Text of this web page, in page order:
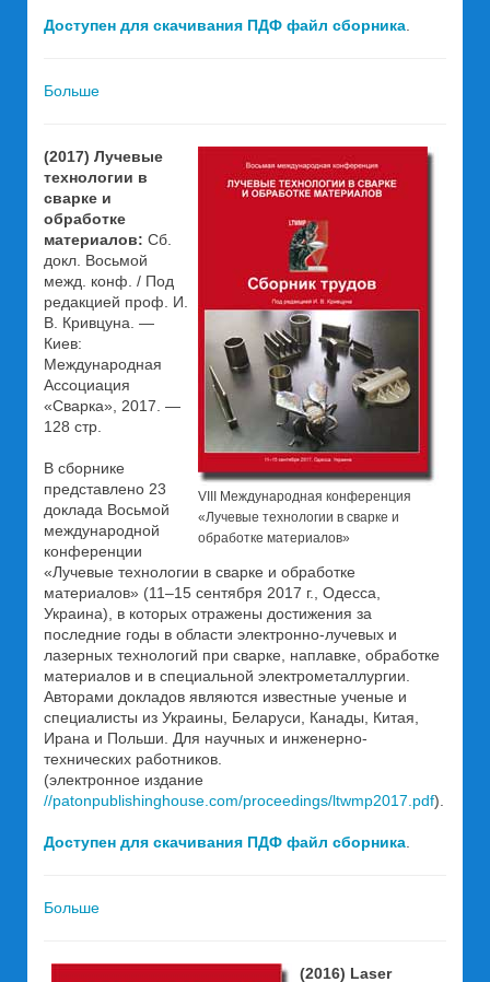
Доступен для скачивания ПДФ файл сборника
Больше
VІІІ Международная конференция
«Лучевые технологии в сварке и
обработке материалов»
(2017) Лучевые
технологии в
сварке и
обработке
материалов: Сб.
докл. Восьмой
межд. конф. / Под
редакцией проф. И.
В. Кривцуна. —
Киев:
Международная
Ассоциация
«Сварка», 2017. —
128 стр.
В сборнике
представлено 23
доклада Восьмой
международной
конференции
«Лучевые технологии в сварке и обработке
материалов» (11–15 сентября 2017 г., Одесса,
Украина), в которых отражены достижения за
последние годы в области электронно-лучевых и
лазерных технологий при сварке, наплавке, обработке
материалов и в специальной электрометаллургии.
Авторами докладов являются известные ученые и
специалисты из Украины, Беларуси, Канады, Китая,
Ирана и Польши. Для научных и инженерно-
технических работников.
(электронное издание
//patonpublishinghouse.com/proceedings/ltwmp2017.pdf).
Доступен для скачивания ПДФ файл сборника
Больше
(2016) Laser